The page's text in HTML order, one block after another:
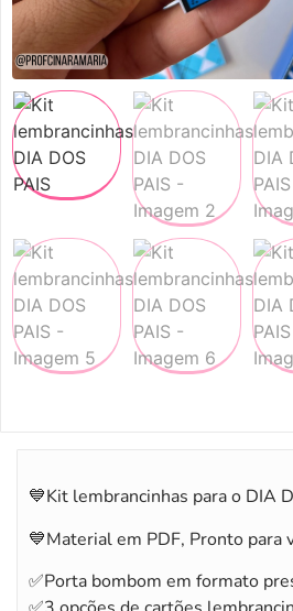
💙Kit lembrancinhas para o DIA
💙Material em PDF, Pronto para
✅Porta bombom em formato